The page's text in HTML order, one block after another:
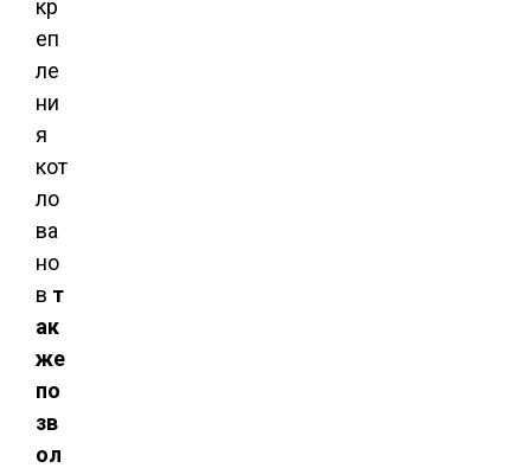
кр
еп
ле
ни
я
кот
ло
ва
но
в т
ак
же
по
зв
ол